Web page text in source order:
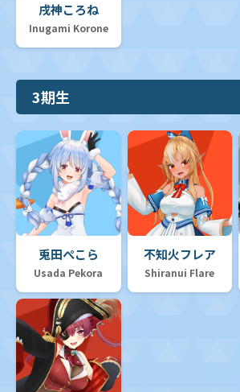
戌神ころね
Inugami Korone
3期生
兎田ぺこら
Usada Pekora
不知火フレア
Shiranui Flare